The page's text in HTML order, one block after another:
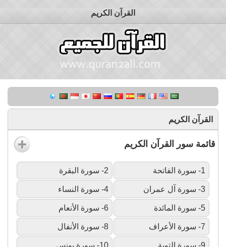
القرآن الكريم
القرآن الكريم
قائمة سور القرآن الكريم
1- سورة الفاتحة 2- سورة البقرة
3- سورة آل عمران 4- سورة النساء
5- سورة المائدة 6- سورة الأنعام
7- سورة الأعراف 8- سورة الأنفال